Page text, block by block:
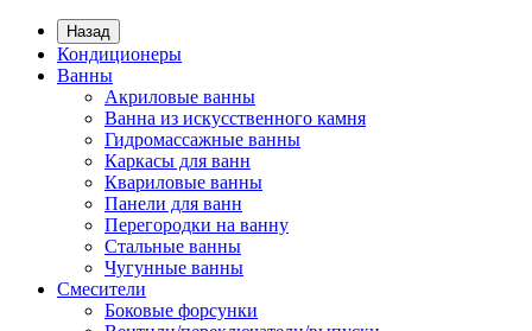
Назад
Кондиционеры
Ванны
Акриловые ванны
Ванна из искусственного камня
Гидромассажные ванны
Каркасы для ванн
Квариловые ванны
Панели для ванн
Перегородки на ванну
Стальные ванны
Чугунные ванны
Смесители
Боковые форсунки